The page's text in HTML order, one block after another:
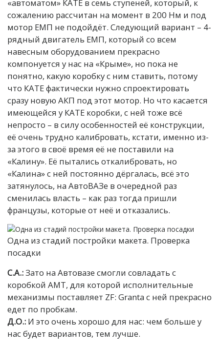
«автоматом» КАТЕ в семь ступеней, который, к
сожалению рассчитан на момент в 200 Нм и под
мотор ЕМП не подойдёт. Следующий вариант – 4-
рядный двигатель ЕМП, который со всем
навесным оборудованием прекрасно
компонуется у нас на «Крыме», но пока не
понятно, какую коробку с ним ставить, потому
что КАТЕ фактически нужно спроектировать
сразу новую АКП под этот мотор. Но что касается
имеющейся у КАТЕ коробки, с ней тоже всё
непросто – в силу особенностей её конструкции,
её очень трудно калибровать, кстати, именно из-
за этого в своё время её не поставили на
«Калину». Её пытались откалибровать, но
«Калина» с ней постоянно дёргалась, всё это
затянулось, на АвтоВАЗе в очередной раз
сменилась власть – как раз тогда пришли
французы, которые от неё и отказались.
Одна из стадий постройки макета. Проверка
посадки
С.А.:Зато на Автовазе смогли совладать с
коробкой АМТ, для которой исполнительные
механизмы поставляет ZF: Granta с ней прекрасно
едет по пробкам.
Д.О.: И это очень хорошо для нас: чем больше у
нас будет вариантов, тем лучше.